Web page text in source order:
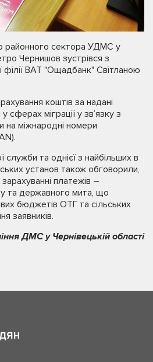
районного сектора УДМС у
Чернишов зустрівся з
філії ВАТ "Ощадбанк" Світланою
коштів за надані
сферах міграції у зв’язку з
міжнародні номери
служби та однієї з найбільших в
установ також обговорили,
платежів –
та державного мита, що
бюджетів ОТГ та сільських
заявників.
ДМС у Чернівецькій області